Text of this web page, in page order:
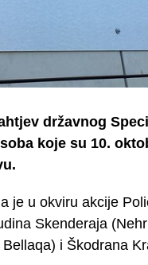
državnog
koje su 10.
je u okviru akcije
Skenderaja
i Škodrana